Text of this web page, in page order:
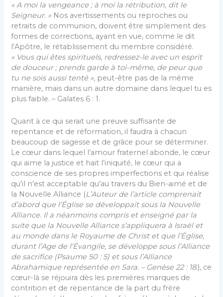
« A moi la vengeance ; à moi la rétribution, dit le
Seigneur. » Nos avertissements ou reproches ou
retraits de communion, doivent être simplement des
formes de corrections, ayant en vue, comme le dit
l’Apôtre, le rétablissement du membre considéré.
« Vous qui êtes spirituels, redressez-le avec un esprit
de douceur ; prends garde à toi-même, de peur que
tu ne sois aussi tenté », peut-être pas de la même
manière, mais dans un autre domaine dans lequel tu es
plus faible. – Galates 6 : 1.
Quant à ce qui serait une preuve suffisante de
repentance et de réformation, il faudra à chacun
beaucoup de sagesse et de grâce pour se déterminer.
Le cœur dans lequel l’amour fraternel abonde, le cœur
qui aime la justice et hait l’iniquité, le cœur qui a
conscience de ses propres imperfections et qui réalise
qu’il n’est acceptable qu’au travers du Bien-aimé et de
la Nouvelle Alliance (L’Auteur de l’article comprenait
d’abord que l’Églisese développait sous la Nouvelle
Alliance. Il a néanmoins compris et enseigné par la
suite que la Nouvelle Alliance s’appliquera à Israël et
au monde dans le Royaume de Christ et que l’Église,
durant l’Age de l’Évangile, se développe sous l’Alliance
de sacrifice (Psaume 50 : 5) et sous l’Alliance
Abrahamique représentéeen Sara. – Genèse 22 : 18.), ce
cœur-là se réjouira dès les premières marques de
contrition et de repentance de la part du frère